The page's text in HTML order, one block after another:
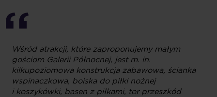
Wśród atrakcji, które zaproponujemy małym
gościom Galerii Północnej, jest m. in.
kilkupoziomowa konstrukcja zabawowa, ścianka
wspinaczkowa, boiska do piłki nożnej
i koszykówki, basen z piłkami, tor przeszkód